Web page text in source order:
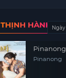
THỊNH HÀNHNgày
Pinanong
Pinanong